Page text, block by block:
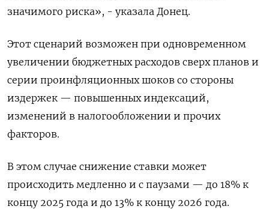
значимого риска», - указала Донец.
Этот сценарий возможен при одновременном
увеличении бюджетных расходов сверх планов и
серии проинфляционных шоков со стороны
издержек — повышенных индексаций,
изменений в налогообложении и прочих
факторов.
В этом случае снижение ставки может
происходить медленно и с паузами — до 18% к
концу 2025 года и до 13% к концу 2026 года.